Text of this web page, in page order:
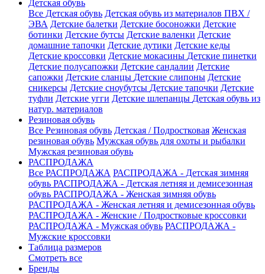
Детская обувь
Все Детская обувь Детская обувь из материалов ПВХ /
ЭВА Детские балетки Детские босоножки Детские
ботинки Детские бутсы Детские валенки Детские
домашние тапочки Детские дутики Детские кеды
Детские кроссовки Детские мокасины Детские пинетки
Детские полусапожки Детские сандалии Детские
сапожки Детские сланцы Детские слипоны Детские
сникерсы Детские сноубутсы Детские тапочки Детские
туфли Детские угги Детские шлепанцы Детская обувь из
натур. материалов
Резиновая обувь
Все Резиновая обувь Детская / Подростковая Женская
резиновая обувь Мужская обувь для охоты и рыбалки
Мужская резиновая обувь
РАСПРОДАЖА
Все РАСПРОДАЖА РАСПРОДАЖА - Детская зимняя
обувь РАСПРОДАЖА - Детская летняя и демисезонная
обувь РАСПРОДАЖА - Женская зимняя обувь
РАСПРОДАЖА - Женская летняя и демисезонная обувь
РАСПРОДАЖА - Женские / Подростковые кроссовки
РАСПРОДАЖА - Мужская обувь РАСПРОДАЖА -
Мужские кроссовки
Таблица размеров
Смотреть все
Бренды